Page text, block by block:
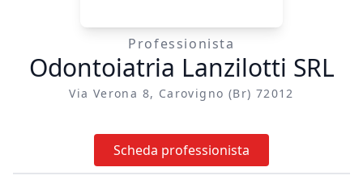
Professionista
Odontoiatria Lanzilotti SRL
Via Verona 8, Carovigno (br) 72012
Scheda professionista